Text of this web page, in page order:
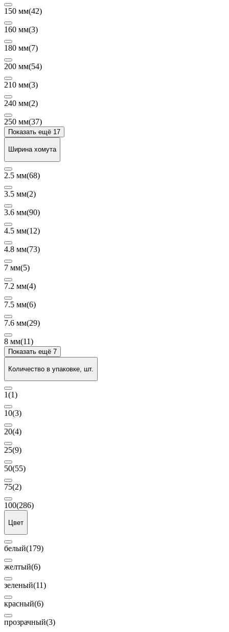
150 мм(42)
160 мм(3)
180 мм(7)
200 мм(54)
210 мм(3)
240 мм(2)
250 мм(37)
Показать ещё 17
Ширина хомута
2.5 мм(68)
3.5 мм(2)
3.6 мм(90)
4.5 мм(12)
4.8 мм(73)
7 мм(5)
7.2 мм(4)
7.5 мм(6)
7.6 мм(29)
8 мм(11)
Показать ещё 7
Количество в упаковке, шт.
1(1)
10(3)
20(4)
25(9)
50(55)
75(2)
100(286)
Цвет
белый(179)
желтый(6)
зеленый(11)
красный(6)
прозрачный(3)